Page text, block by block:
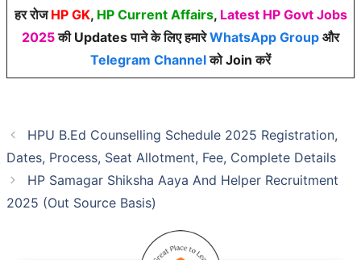
हर रोज HP GK, HP Current Affairs, Latest HP Govt Jobs
2025की Updates पाने के लिए हमारेWhatsApp Group और
Telegram Channelको Join करें
HPU B.Ed Counselling Schedule 2025 Registration,
Dates, Process, Seat Allotment, Fee, Complete Details
HP Samagar Shiksha Aaya And Helper Recruitment
2025 (Out Source Basis)